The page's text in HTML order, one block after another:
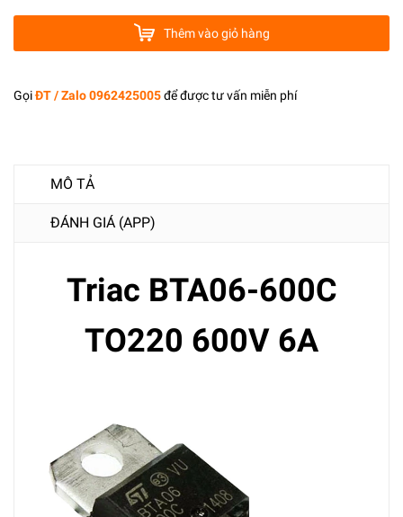
Thêm vào giỏ hàng
GọiĐT / Zalo 0962425005để được tư vấn miễn phí
MÔ TẢ
ĐÁNH GIÁ (APP)
Triac BTA06-600C
TO220 600V 6A